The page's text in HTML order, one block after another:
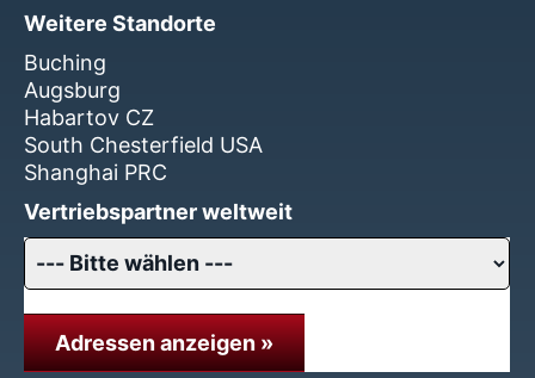
Weitere Standorte
Buching
Augsburg
Habartov CZ
South Chesterfield USA
Shanghai PRC
Vertriebspartner weltweit
Adressen anzeigen »